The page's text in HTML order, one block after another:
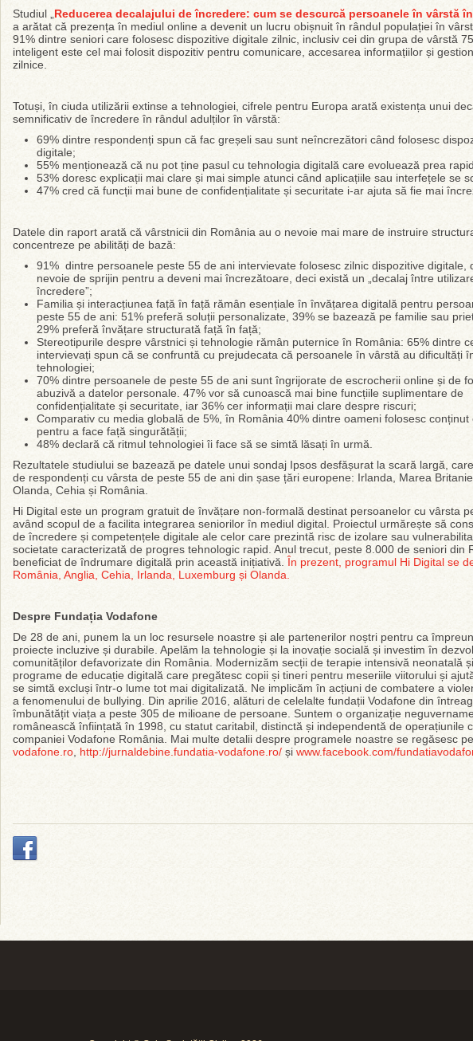
Studiul „ Reducerea decalajului de încredere: cum se descurcă persoanele în vârstă
a arătat că prezența în mediul online a devenit un lucru obișnuit în rândul populației în
91% dintre seniori care folosesc dispozitive digitale zilnic, inclusiv cei din grupa de vârstă
inteligent este cel mai folosit dispozitiv pentru comunicare, accesarea informațiilor și
zilnice.
Totuși, în ciuda utilizării extinse a tehnologiei, cifrele pentru Europa arată existența unui
semnificativ de încredere în rândul adulților în vârstă:
69% dintre respondenți spun că fac greșeli sau sunt neîncrezători când folosesc
digitale;
55% menționează că nu pot ține pasul cu tehnologia digitală care evoluează prea
53% doresc explicații mai clare și mai simple atunci când aplicațiile sau interfețele se
47% cred că funcții mai bune de confidențialitate și securitate i-ar ajuta să fie mai
Datele din raport arată că vârstnicii din România au o nevoie mai mare de instruire
concentreze pe abilități de bază:
91% dintre persoanele peste 55 de ani intervievate folosesc zilnic dispozitive digitale,
nevoie de sprijin pentru a deveni mai încrezătoare, deci există un „decalaj între
încredere”;
Familia și interacțiunea față în față rămân esențiale în învățarea digitală pentru
peste 55 de ani: 51% preferă soluții personalizate, 39% se bazează pe familie sau
29% preferă învățare structurată față în față;
Stereotipurile despre vârstnici și tehnologie rămân puternice în România: 65% dintre
intervievați spun că se confruntă cu prejudecata că persoanele în vârstă au dificultăți
tehnologiei;
70% dintre persoanele de peste 55 de ani sunt îngrijorate de escrocherii online și de
abuzivă a datelor personale. 47% vor să cunoască mai bine funcțiile suplimentare de
confidențialitate și securitate, iar 36% cer informații mai clare despre riscuri;
Comparativ cu media globală de 5%, în România 40% dintre oameni folosesc conținut
pentru a face față singurătății;
48% declară că ritmul tehnologiei îi face să se simtă lăsați în urmă.
Rezultatele studiului se bazează pe datele unui sondaj Ipsos desfășurat la scară largă,
de respondenți cu vârsta de peste 55 de ani din șase țări europene: Irlanda, Marea
Olanda, Cehia și România.
Hi Digital este un program gratuit de învățare non-formală destinat persoanelor cu vârsta
având scopul de a facilita integrarea seniorilor în mediul digital. Proiectul urmărește să
de încredere și competențele digitale ale celor care prezintă risc de izolare sau
societate caracterizată de progres tehnologic rapid. Anul trecut, peste 8.000 de seniori din
beneficiat de îndrumare digitală prin această inițiativă. În prezent, programul Hi Digital se
România, Anglia, Cehia, Irlanda, Luxemburg și Olanda.
Despre Fundația Vodafone
De 28 de ani, punem la un loc resursele noastre și ale partenerilor noștri pentru ca
proiecte incluzive și durabile. Apelăm la tehnologie și la inovație socială și investim în
comunităților defavorizate din România. Modernizăm secții de terapie intensivă neonatală
programe de educație digitală care pregătesc copii și tineri pentru meseriile viitorului și
se simtă excluși într-o lume tot mai digitalizată. Ne implicăm în acțiuni de combatere a
a fenomenului de bullying. Din aprilie 2016, alături de celelalte fundații Vodafone din
îmbunătățit viața a peste 305 de milioane de persoane. Suntem o organizație
românească înființată în 1998, cu statut caritabil, distinctă și independentă de operațiunile
companiei Vodafone România. Mai multe detalii despre programele noastre se regăsesc pe
vodafone.ro http://jurnaldebine.fundatia-vodafone.ro/ și www.facebook.com/